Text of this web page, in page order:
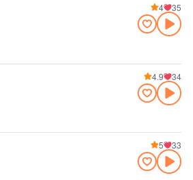
4 35
4.9 34
5 33